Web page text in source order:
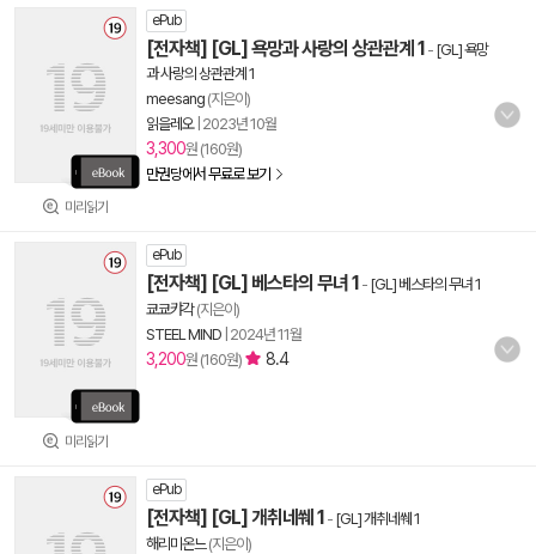
미리읽기
ePub
[전자책] [GL] 욕망과 사랑의 상관관계 1 - [GL] 욕망
과 사랑의 상관관계 1
meesang (지은이)
읽을레오| 2023년 10월
3,300원 (160원)
만권당에서 무료로 보기
미리읽기
ePub
[전자책] [GL] 베스타의 무녀 1 - [GL] 베스타의 무녀 1
쿄쿄캬각(지은이)
STEEL MIND 2024년 11월
3,200원 (160원) 8.4
ePub
[전자책] [GL] 개취네쒜 1 - [GL] 개취네쒜 1
해리미온느(지은이)